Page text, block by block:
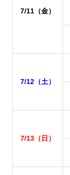
7/11（金）
7/12（土）
7/13（日）